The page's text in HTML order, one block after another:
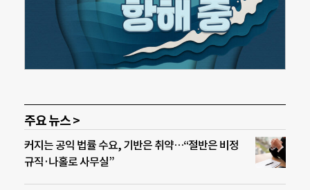
주요 뉴스 >
커지는 공익 법률 수요, 기반은 취약…“절반은 비정
규직·나홀로 사무실”